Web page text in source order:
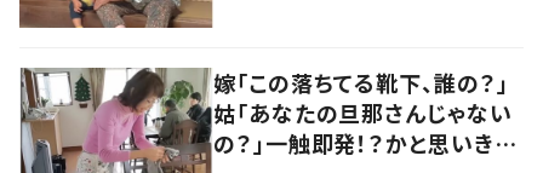
嫁「この落ちてる靴下、誰の？」
姑「あなたの旦那さんじゃない
の？」一触即発！？かと思いき